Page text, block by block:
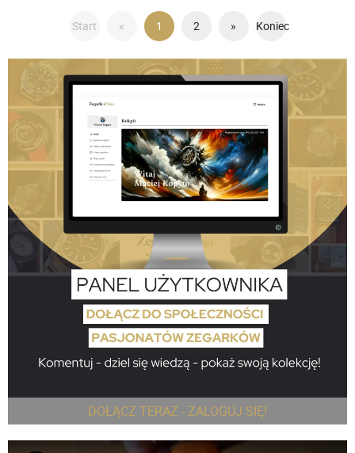
Start « 1 2 » Koniec
DOŁĄCZ TERAZ - ZALOGUJ SIĘ!